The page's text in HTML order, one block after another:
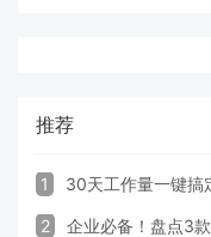
推荐
1 30天工作量一键搞
2 企业必备！盘点3